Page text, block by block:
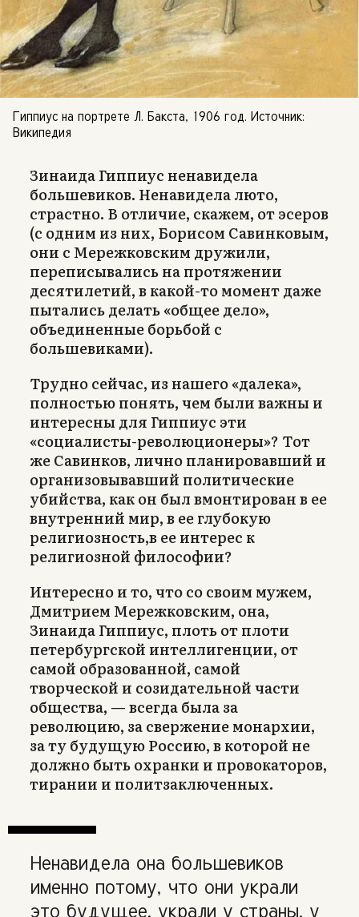
Гиппиус на портрете Л. Бакста, 1906 год. Источник:
Википедия
Зинаида Гиппиус ненавидела
большевиков. Ненавидела люто,
страстно. В отличие, скажем, от эсеров
(с одним из них, Борисом Савинковым,
они с Мережковским дружили,
переписывались на протяжении
десятилетий, в какой-то момент даже
пытались делать «общее дело»,
объединенные борьбой с
большевиками).
Трудно сейчас, из нашего «далека»,
полностью понять, чем были важны и
интересны для Гиппиус эти
«социалисты-революционеры»? Тот
же Савинков, лично планировавший и
организовывавший политические
убийства, как он был вмонтирован в ее
внутренний мир, в ее глубокую
религиозность,в ее интерес к
религиозной философии?
Интересно и то, что со своим мужем,
Дмитрием Мережковским, она,
Зинаида Гиппиус, плоть от плоти
петербургской интеллигенции, от
самой образованной, самой
творческой и созидательной части
общества, — всегда была за
революцию, за свержение монархии,
за ту будущую Россию, в которой не
должно быть охранки и провокаторов,
тирании и политзаключенных.
Ненавидела она большевиков
именно потому, что они украли
это будущее, украли у страны, у